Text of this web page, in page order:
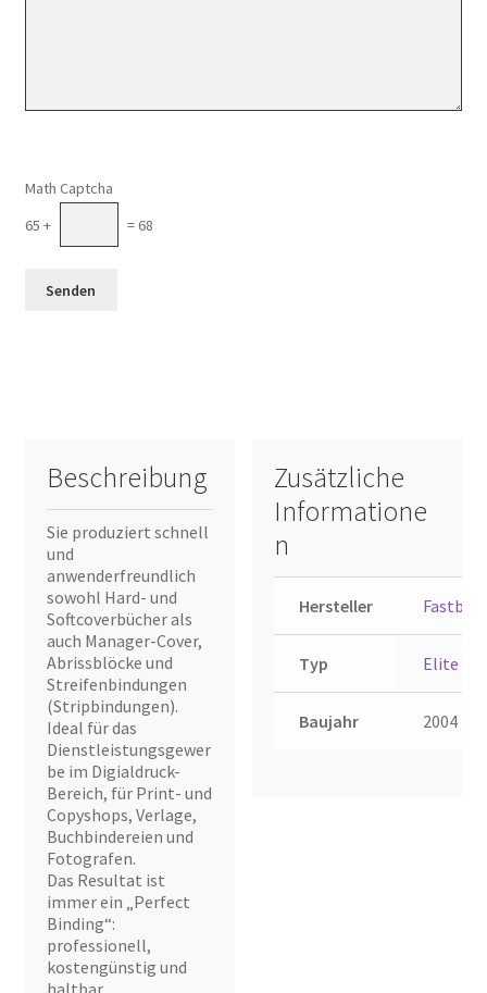
Math Captcha
65 +
= 68
Beschreibung
Sie produziert schnell
und
anwenderfreundlich
sowohl Hard- und
Softcoverbücher als
auch Manager-Cover,
Abrissblöcke und
Streifenbindungen
(Stripbindungen).
Ideal für das
Dienstleistungsgewer
be im Digialdruck-
Bereich, für Print- und
Copyshops, Verlage,
Buchbindereien und
Fotografen.
Das Resultat ist
immer ein „Perfect
Binding“:
professionell,
kostengünstig und
Zusätzliche
Informatione
n
Hersteller Fastbind
Typ Elite
Baujahr 2004